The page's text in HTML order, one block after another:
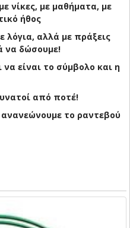
νίκες, με μαθήματα, με
ήθος
λόγια, αλλά με πράξεις
να δώσουμε!
είναι το σύμβολο και η
από ποτέ!
το ραντεβού